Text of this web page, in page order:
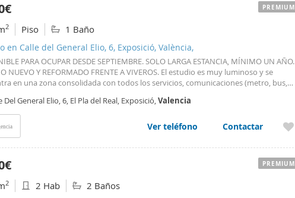
2 Piso 1 Baño
en Calle del General Elio, 6, Exposició, València,
PARA OCUPAR DESDE SEPTIEMBRE. SOLO LARGA ESTANCIA, MÍNIMO UN AÑO.
NUEVO Y REFORMADO FRENTE A VIVEROS. El estudio es muy luminoso y se
en una zona consolidada con todos los servicios, comunicaciones (metro, bus,
Quirón Salud, colegios de Esclavas y Escolapios, etc
Del General Elio, 6, El Pla del Real, Exposició,Valencia
Ver teléfono Contactar
PREMIUM
2 2 Hab 2 Baños
PREMIUM